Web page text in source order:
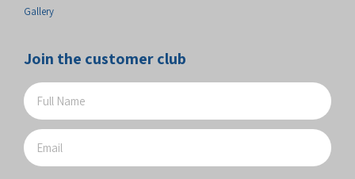
Gallery
Join the customer club